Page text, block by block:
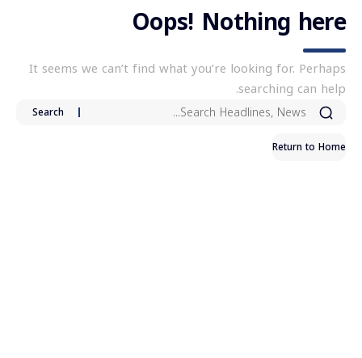
Oops! Nothing here
It seems we can’t find what you’re looking for. Perhaps
searching can help.
Return to Home